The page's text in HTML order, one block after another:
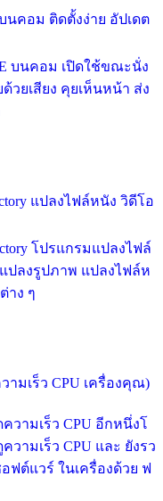
นคอม ติดตั้งง่าย อัปเดต
บนคอม เปิดใช้ขณะนั่ง
วยเสียง คุยเห็นหน้า ส่ง
แปลงไฟล์หนัง วิดีโอ
โปรแกรมแปลงไฟล์
ปลงรูปภาพ แปลงไฟล์ห
าง ๆ
ามเร็ว CPU เครื่องคุณ)
วามเร็ว CPU อีกหนึ่งโ
ามเร็ว CPU และ ยังรว
ฟต์แวร์ ในเครื่องด้วย ฟ